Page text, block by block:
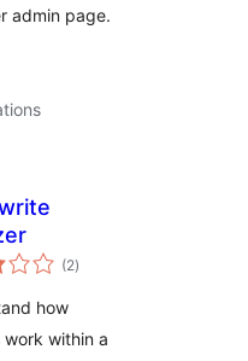
admin page.
(2total
ratings
)
how
work within a